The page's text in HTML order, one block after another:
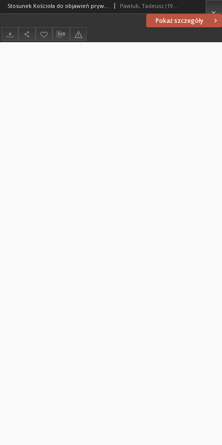
Pokaż szczegóły
Stosunek Kościoła do objawień prywatnych ze szczególnym uwzględnieniem wydarzeń gietrzwałdzkich Pawluk, Tadeusz (1928- )